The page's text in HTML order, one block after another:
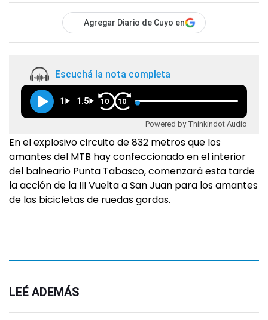
Agregar Diario de Cuyo en
Escuchá la nota completa
1 1.5 10 10
Powered by Thinkindot Audio
En el explosivo circuito de 832 metros que los
amantes del MTB hay confeccionado en el interior
del balneario Punta Tabasco, comenzará esta tarde
la acción de la III Vuelta a San Juan para los amantes
de las bicicletas de ruedas gordas.
LEÉ ADEMÁS